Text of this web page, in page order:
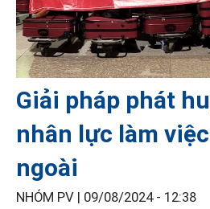
Giải pháp phát
nhân lực làm
ngoài
NHÓM PV | 09/08/2024 - 12:38